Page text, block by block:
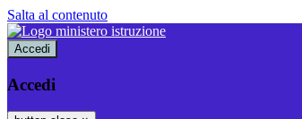
Salta al contenuto
Accedi
Accedi